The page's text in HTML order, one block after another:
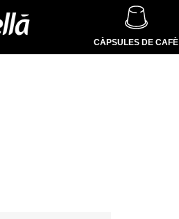
CÀPSULES DE CAFÈ